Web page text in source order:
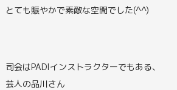
とても賑やかで素敵な空間でした(^^)
司会はPADIインストラクターでもある、
芸人の品川さん